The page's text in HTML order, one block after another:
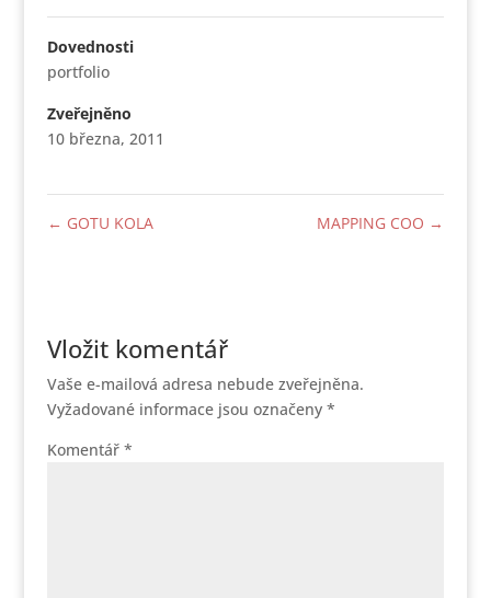
Dovednosti
portfolio
Zveřejněno
10 března, 2011
← GOTU KOLA MAPPING COO →
Vložit komentář
Vaše e-mailová adresa nebude zveřejněna.
Vyžadované informace jsou označeny *
Komentář *